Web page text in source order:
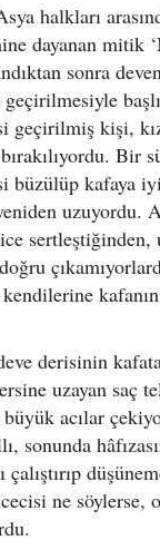
halkları
dayanan mitik
sonra
geçirilmiş kişi,
Bir
büzülüp kafaya
uzuyordu.
sertleştiğinden,
derisinin
uzayan saç
acılar
sonunda
çalıştırıp
ne söylerse,